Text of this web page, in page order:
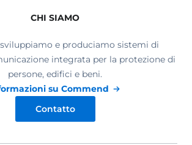
CHI SIAMO
e produciamo sistemi di
integrata per la protezione di
persone, edifici e beni.
su Commend
Contatto